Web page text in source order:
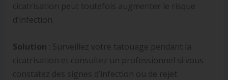
cicatrisation peut toutefois augmenter le risque
d’infection.
Solution : Surveillez votre tatouage pendant la
cicatrisation et consultez un professionnel si vous
constatez des signes d’infection ou de rejet.